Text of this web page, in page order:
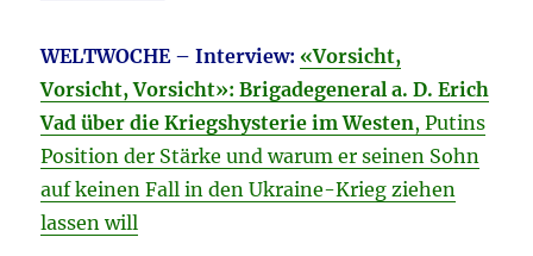
WELTWOCHE – Interview: «Vorsicht,
Vorsicht, Vorsicht»: Brigadegeneral a. D. Erich
Vad über die Kriegshysterie im Westen, Putins
Position der Stärke und warum er seinen Sohn
auf keinen Fall in den Ukraine-Krieg ziehen
lassen will